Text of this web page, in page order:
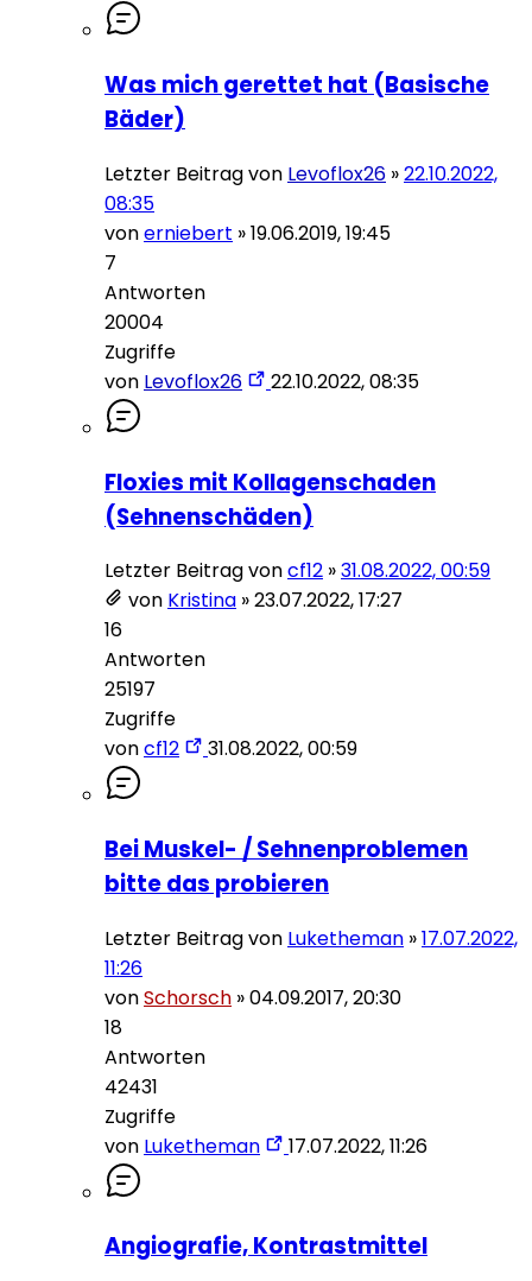
Was mich gerettet hat (Basische
Bäder)
Letzter Beitrag von Levoflox26 »22.10.2022,
08:35
vonerniebert »19.06.2019, 19:45
7
Antworten
20004
Zugriffe
von Levoflox26 22.10.2022, 08:35
Floxies mit Kollagenschaden
(Sehnenschäden)
Letzter Beitrag voncf12 »31.08.2022, 00:59
von Kristina »23.07.2022, 17:27
16
Antworten
25197
Zugriffe
voncf12 31.08.2022, 00:59
Bei Muskel- / Sehnenproblemen
bitte das probieren
Letzter Beitrag von Luketheman »17.07.2022,
11:26
vonSchorsch »04.09.2017, 20:30
18
Antworten
42431
Zugriffe
von Luketheman 17.07.2022, 11:26
Angiografie, Kontrastmittel